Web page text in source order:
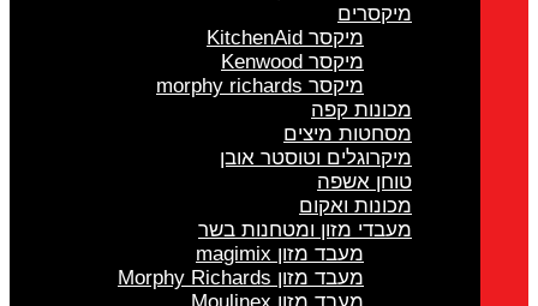
מיקסרים
מיקסר KitchenAid
מיקסר Kenwood
מיקסר morphy richards
מכונות קפה
מסחטות מיצים
מיקרוגלים וטוסטר אובן
טוחן אשפה
מכונות ואקום
מעבדי מזון ומטחנות בשר
מעבד מזון magimix
מעבד מזון Morphy Richards